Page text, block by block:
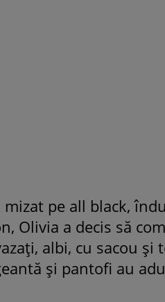
mizat pe all black,
Olivia a decis să
albi, cu sacou şi
şi pantofi au